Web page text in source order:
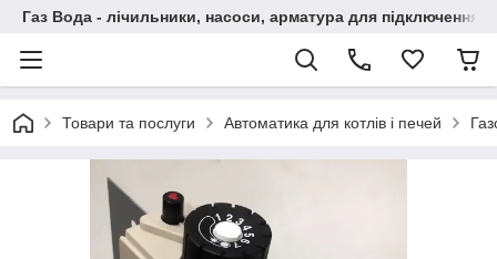
Газ Вода - лічильники, насоси, арматура для підключення,
Товари та послуги Автоматика для котлів і печей